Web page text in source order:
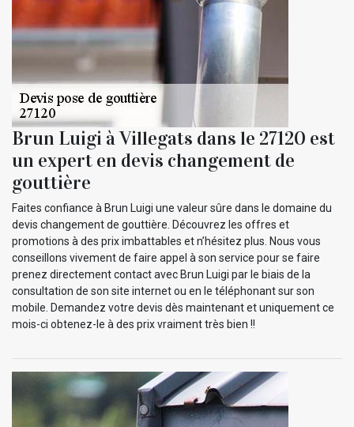
Brun Luigi à Villegats dans le 27120 est
un expert en devis changement de
gouttière
Faites confiance à Brun Luigi une valeur sûre dans le domaine du
devis changement de gouttière. Découvrez les offres et
promotions à des prix imbattables et n’hésitez plus. Nous vous
conseillons vivement de faire appel à son service pour se faire
prenez directement contact avec Brun Luigi par le biais de la
consultation de son site internet ou en le téléphonant sur son
mobile. Demandez votre devis dès maintenant et uniquement ce
mois-ci obtenez-le à des prix vraiment très bien !!